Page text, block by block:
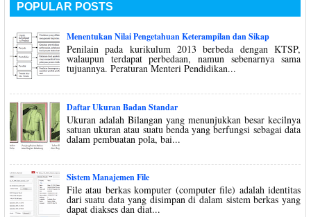
POPULAR POSTS
Menentukan Nilai Pengetahuan Keterampilan dan Sikap
Penilain pada kurikulum 2013 berbeda dengan KTSP,
walaupun terdapat perbedaan, namun sebenarnya sama
tujuannya. Peraturan Menteri Pendidikan...
Daftar Ukuran Badan Standar
Ukuran adalah Bilangan yang menunjukkan besar kecilnya
satuan ukuran atau suatu benda yang berfungsi sebagai data
dalam pembuatan pola, bai...
Sistem Manajemen File
File atau berkas komputer (computer file) adalah identitas
dari suatu data yang disimpan di dalam sistem berkas yang
dapat diakses dan diat...